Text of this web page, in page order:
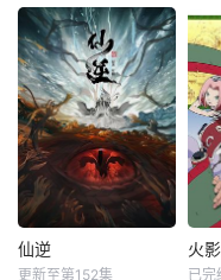
仙逆
更新至第152集
火
已完